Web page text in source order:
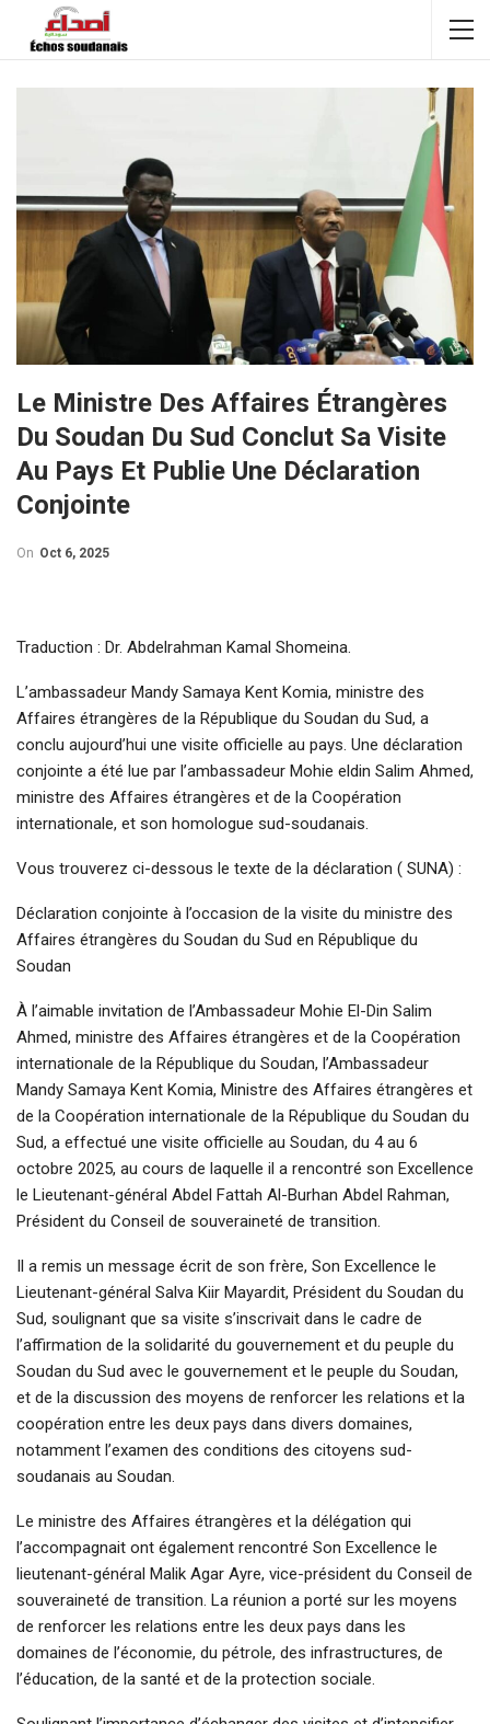
Le Ministre Des Affaires Étrangères
Du Soudan Du Sud Conclut Sa Visite
Au Pays Et Publie Une Déclaration
Conjointe
On Oct 6, 2025
Traduction : Dr. Abdelrahman Kamal Shomeina.
L’ambassadeur Mandy Samaya Kent Komia, ministre des
Affaires étrangères de la République du Soudan du Sud, a
conclu aujourd’hui une visite officielle au pays. Une déclaration
conjointe a été lue par l’ambassadeur Mohie eldin Salim Ahmed,
ministre des Affaires étrangères et de la Coopération
internationale, et son homologue sud-soudanais.
Vous trouverez ci-dessous le texte de la déclaration ( SUNA) :
Déclaration conjointe à l’occasion de la visite du ministre des
Affaires étrangères du Soudan du Sud en République du
Soudan
À l’aimable invitation de l’Ambassadeur Mohie El-Din Salim
Ahmed, ministre des Affaires étrangères et de la Coopération
internationale de la République du Soudan, l’Ambassadeur
Mandy Samaya Kent Komia, Ministre des Affaires étrangères et
de la Coopération internationale de la République du Soudan du
Sud, a effectué une visite officielle au Soudan, du 4 au 6
octobre 2025, au cours de laquelle il a rencontré son Excellence
le Lieutenant-général Abdel Fattah Al-Burhan Abdel Rahman,
Président du Conseil de souveraineté de transition.
Il a remis un message écrit de son frère, Son Excellence le
Lieutenant-général Salva Kiir Mayardit, Président du Soudan du
Sud, soulignant que sa visite s’inscrivait dans le cadre de
l’affirmation de la solidarité du gouvernement et du peuple du
Soudan du Sud avec le gouvernement et le peuple du Soudan,
et de la discussion des moyens de renforcer les relations et la
coopération entre les deux pays dans divers domaines,
notamment l’examen des conditions des citoyens sud-
soudanais au Soudan.
Le ministre des Affaires étrangères et la délégation qui
l’accompagnait ont également rencontré Son Excellence le
lieutenant-général Malik Agar Ayre, vice-président du Conseil de
souveraineté de transition. La réunion a porté sur les moyens
de renforcer les relations entre les deux pays dans les
domaines de l’économie, du pétrole, des infrastructures, de
l’éducation, de la santé et de la protection sociale.